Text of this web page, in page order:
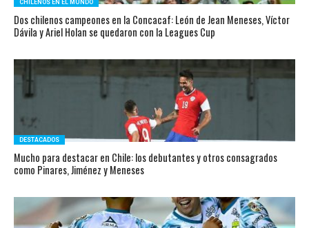
CHILENOS EN EL MUNDO
Dos chilenos campeones en la Concacaf: León de Jean Meneses, Víctor
Dávila y Ariel Holan se quedaron con la Leagues Cup
DESTACADOS
Mucho para destacar en Chile: los debutantes y otros consagrados
como Pinares, Jiménez y Meneses